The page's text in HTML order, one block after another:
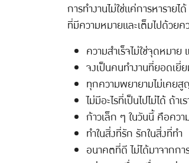
การทำงานไม่ใช่แค่การหาราย
ที่มีความหมายและเต็มไปด้วยค
ความสำเร็จไม่ใช่จุดหมา
จงเป็นคนทำงานที่ยอดเยี่
ทุกความพยายามไม่เคยสู
ไม่มีอะไรที่เป็นไปไม่ได้ ถ้า
ก้าวเล็ก ๆ ในวันนี้ คือคว
ทำในสิ่งที่รัก รักในสิ่งที่ทำ
อนาคตที่ดี ไม่ได้มาจากก